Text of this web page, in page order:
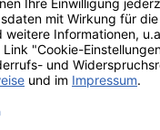
mit Schutzkappe für
Katzen- und
eignet sich auch